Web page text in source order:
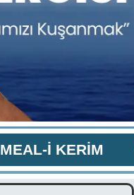
MEAL-İ KERİM